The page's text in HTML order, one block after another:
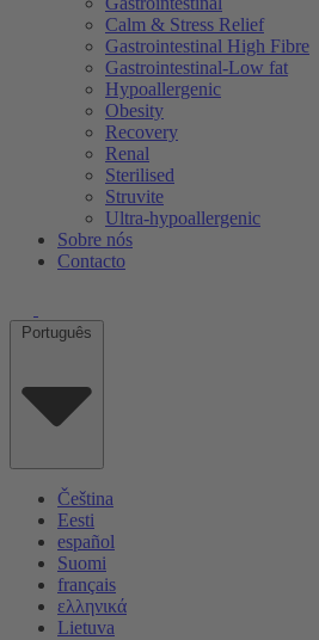
Calm & Stress Relief
Gastrointestinal High Fibre
Gastrointestinal-Low fat
Hypoallergenic
Obesity
Recovery
Renal
Sterilised
Struvite
Ultra-hypoallergenic
Sobre nós
Contacto
Português
Čeština
Eesti
español
Suomi
français
ελληνικά
Lietuva